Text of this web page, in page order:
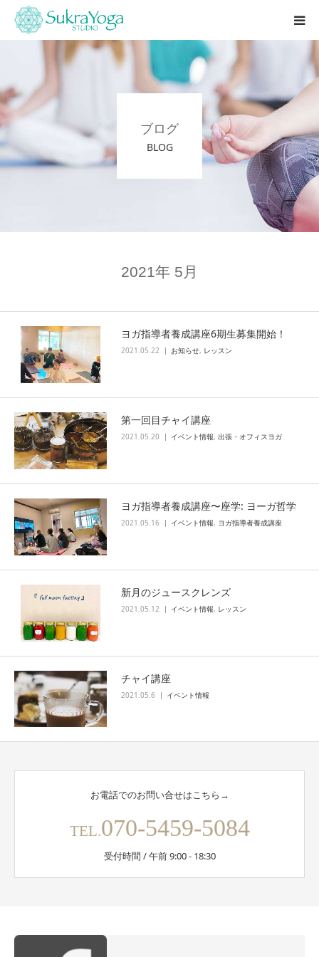
ブログ
BLOG
2021年 5月
ヨガ指導者養成講座6期生募集開始！
2021.05.22 お知らせ, レッスン
第一回目チャイ講座
2021.05.20 イベント情報, 出張・オフィスヨガ
ヨガ指導者養成講座〜座学: ヨーガ哲学
2021.05.16 イベント情報, ヨガ指導者養成講座
新月のジュースクレンズ
2021.05.12 イベント情報, レッスン
チャイ講座
2021.05.6 イベント情報
お電話でのお問い合せはこちら→
TEL.070-5459-5084
受付時間 / 午前 9:00 - 18:30
シュクラヨガとは
本庄店
レッスン
インストラクター養成講座